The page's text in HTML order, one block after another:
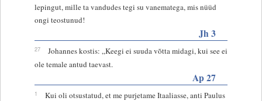
lepingut, mille ta vandudes tegi su vanematega, mis nüüd
ongi teostunud!
Jh 3
27
Johannes kostis: „Keegi ei suuda võtta midagi, kui see ei
ole temale antud taevast.
Ap 27
1
Kui oli otsustatud, et me purjetame Itaaliasse, anti Paulus